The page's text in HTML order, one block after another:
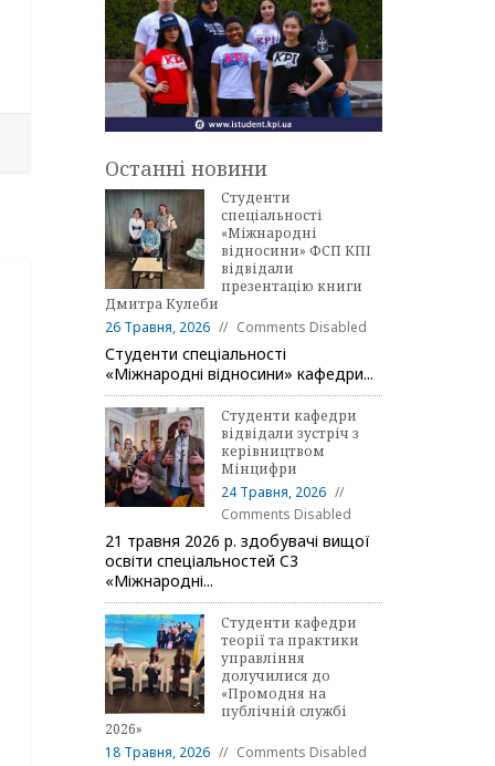
Останні новини
Студенти
спеціальності
«Міжнародні
відносини» ФСП КПІ
відвідали
презентацію книги
Дмитра Кулеби
26 Травня, 2026
Comments Disabled
Студенти спеціальності
«Міжнародні відносини» кафедри...
Студенти кафедри
відвідали зустріч з
керівництвом
Мінцифри
24 Травня, 2026
Comments Disabled
21 травня 2026 р. здобувачі вищої
освіти спеціальностей C3
«Міжнародні...
Студенти кафедри
теорії та практики
управління
долучилися до
«Промодня на
публічній службі
2026»
18 Травня, 2026
Comments Disabled